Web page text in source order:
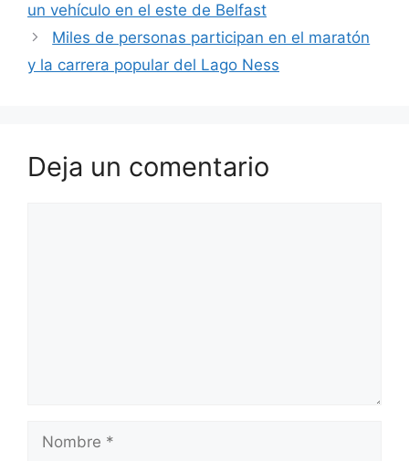
un vehículo en el este de Belfast
Miles de personas participan en el maratón
y la carrera popular del Lago Ness
Deja un comentario
Nombre